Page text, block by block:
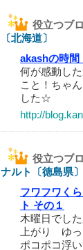
役立つブ
〔北海道〕
akashの時
何が感動し
こと！ちゃ
した☆
http://
役立つブ
ナルト〔徳島県〕
フワフワく
ト その１
木曜日でし
上がり ゆ
ポコポコ浮